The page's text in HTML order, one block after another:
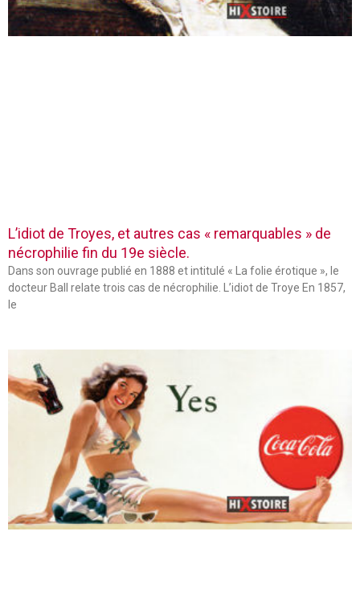
L’idiot de Troyes, et autres cas « remarquables » de
nécrophilie fin du 19e siècle.
Dans son ouvrage publié en 1888 et intitulé « La folie érotique », le
docteur Ball relate trois cas de nécrophilie. L’idiot de Troye En 1857,
le